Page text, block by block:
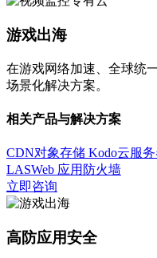
游戏出海
在游戏网络加速、全球统
场景化解决方案。
相关产品与解决方案
CDN对象存储 Kodo云服
LASWeb 应用防火墙
立即咨询
高防应用安全